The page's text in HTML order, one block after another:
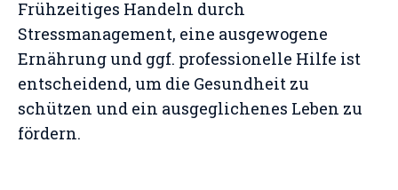
Frühzeitiges Handeln durch
Stressmanagement, eine ausgewogene
Ernährung und ggf. professionelle Hilfe ist
entscheidend, um die Gesundheit zu
schützen und ein ausgeglichenes Leben zu
fördern.